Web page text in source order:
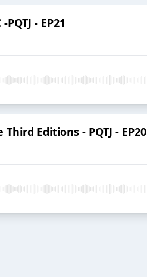
- EP21
Editions - PQTJ - EP20